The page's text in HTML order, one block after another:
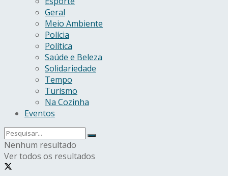
Geral
Meio Ambiente
Polícia
Política
Saúde e Beleza
Solidariedade
Tempo
Turismo
Na Cozinha
Eventos
Nenhum resultado
Ver todos os resultados